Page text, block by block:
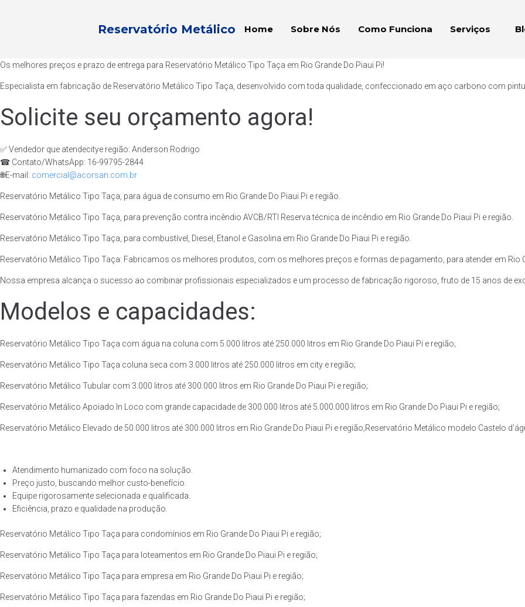
Reservatório Metálico Home Sobre Nós Como Funciona Serviços
Os melhores preços e prazo de entrega para Reservatório Metálico Tipo Taça em Rio Grande Do Piaui Pi!
Especialista em fabricação de Reservatório Metálico Tipo Taça, desenvolvido com toda qualidade, confeccionado em aço carbono com
Solicite seu orçamento agora!
✅ Vendedor que atendecitye região: Anderson Rodrigo
☎ Contato/WhatsApp: 16-99795-2844
🌐E-mail: comercial@acorsan.com.br
Reservatório Metálico Tipo Taça, para água de consumo em Rio Grande Do Piaui Pi e região.
Reservatório Metálico Tipo Taça, para prevenção contra incêndio AVCB/RTI Reserva técnica de incêndio em Rio Grande Do Piaui Pi e região.
Reservatório Metálico Tipo Taça, para combustível, Diesel, Etanol e Gasolina em Rio Grande Do Piaui Pi e região.
Reservatório Metálico Tipo Taça: Fabricamos os melhores produtos, com os melhores preços e formas de pagamento, para atender em Rio
Nossa empresa alcança o sucesso ao combinar profissionais especializados e um processo de fabricação rigoroso, fruto de 15 anos de
Modelos e capacidades:
Reservatório Metálico Tipo Taça com água na coluna com 5.000 litros até 250.000 litros em Rio Grande Do Piaui Pi e região;
Reservatório Metálico Tipo Taça coluna seca com 3.000 litros até 250.000 litros em city e região;
Reservatório Metálico Tubular com 3.000 litros até 300.000 litros em Rio Grande Do Piaui Pi e região;
Reservatório Metálico Apoiado In Loco com grande capacidade de 300.000 litros até 5.000.000 litros em Rio Grande Do Piaui Pi e região;
Reservatório Metálico Elevado de 50.000 litros até 300.000 litros em Rio Grande Do Piaui Pi e região;Reservatório Metálico modelo Castelo
Atendimento humanizado com foco na solução.
Preço justo, buscando melhor custo-benefício.
Equipe rigorosamente selecionada e qualificada.
Eficiência, prazo e qualidade na produção.
Reservatório Metálico Tipo Taça para condomínios em Rio Grande Do Piaui Pi e região;
Reservatório Metálico Tipo Taça para loteamentos em Rio Grande Do Piaui Pi e região;
Reservatório Metálico Tipo Taça para empresa em Rio Grande Do Piaui Pi e região;
Reservatório Metálico Tipo Taça para fazendas em Rio Grande Do Piaui Pi e região;